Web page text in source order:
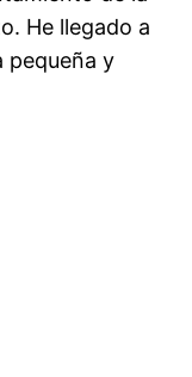
He llegado a
pequeña y